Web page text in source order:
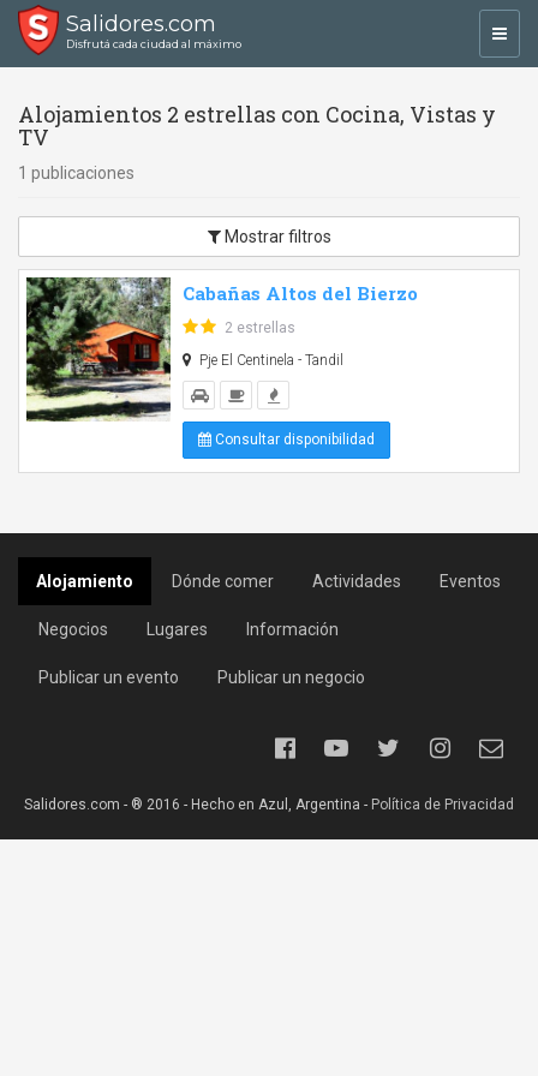
Salidores.com
Disfrutá cada ciudad al máximo
Alojamientos 2 estrellas con Cocina, Vistas y
TV
1 publicaciones
Mostrar filtros
Cabañas Altos del Bierzo
2 estrellas
Pje El Centinela - Tandil
Consultar disponibilidad
Alojamiento Dónde comer Actividades Eventos
Negocios Lugares Información
Publicar un evento Publicar un negocio
Salidores.com - ® 2016 - Hecho en Azul, Argentina - Política de Privacidad